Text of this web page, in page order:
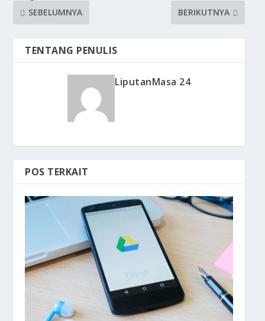
SEBELUMNYA
BERIKUTNYA
TENTANG PENULIS
LiputanMasa 24
POS TERKAIT